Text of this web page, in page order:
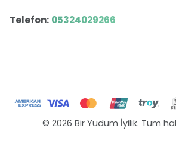
Telefon: 05324029266
© 2026 Bir Yudum İyilik. Tüm